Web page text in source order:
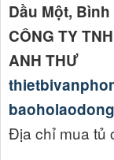
Dầu Một,
CÔNG TY
ANH THƯ
Địa chỉ mua tủ